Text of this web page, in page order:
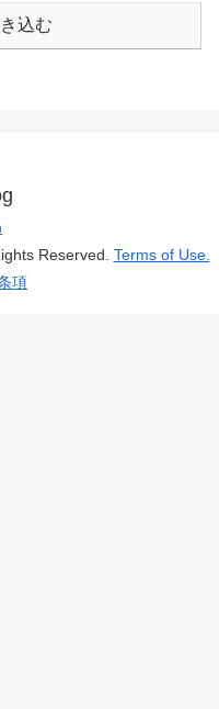
込む
Reserved. Terms of Use.
項